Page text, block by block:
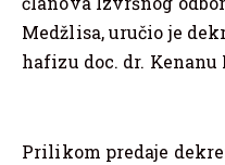
Medžlisa, uručio je
hafizu doc. dr. Kenanu
Prilikom predaje